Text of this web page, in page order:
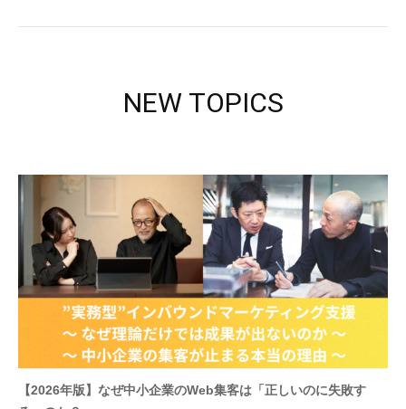
NEW TOPICS
【2026年版】なぜ中小企業のWeb集客は「正しいのに失敗す